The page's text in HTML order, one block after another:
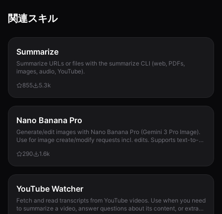
関連スキル
Summarize
Summarize URLs or files with the summarize CLI (web, PDFs,
images, audio, YouTube).
855
5.3k
Nano Banana Pro
Generate/edit images with Nano Banana Pro (Gemini 3 Pro Image).
Use for image create/modify requests incl. edits. Supports text-to-
290
1.6k
YouTube Watcher
Fetch and read transcripts from YouTube videos. Use when you need
to summarize a video, answer questions about its content, or extract